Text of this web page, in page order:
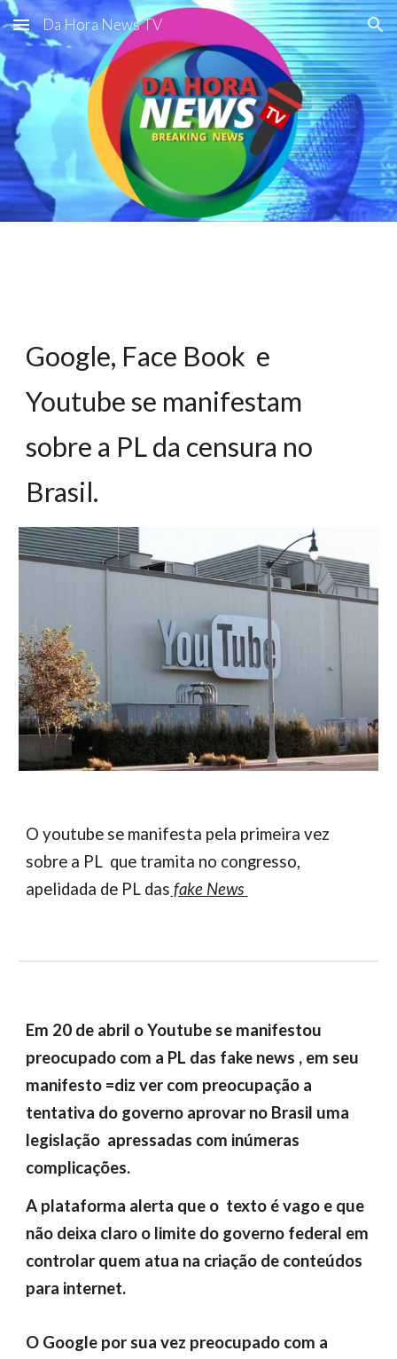
Skip to main content Skip to navigation
Da Hora News TV
Google, Face Book e
Youtube se manifestam
sobre a PL da censura no
Brasil.
O youtube se manifesta pela primeira vez
sobre a PL que tramita no congresso,
apelidada de PL das fake News
Em 20 de abril o Youtube se manifestou
preocupado com a PL das fake news , em seu
manifesto =diz ver com preocupação a
tentativa do governo aprovar no Brasil uma
legislação apressadas com inúmeras
complicações.
A plataforma alerta que o texto é vago e que
não deixa claro o limite do governo federal em
controlar quem atua na criação de conteúdos
para internet.
O Google por sua vez preocupado com a